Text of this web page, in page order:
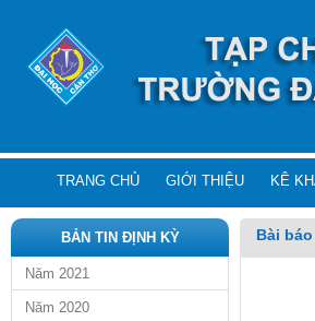
TRANG CHỦ GIỚI THIỆU KÊ
BẢN TIN ĐỊNH KỲ
Năm 2021
Năm 2020
Bài